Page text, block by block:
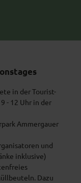
in der Tourist-
- 12 Uhr in der
Ammergauer
und
inklusive)
Dazu